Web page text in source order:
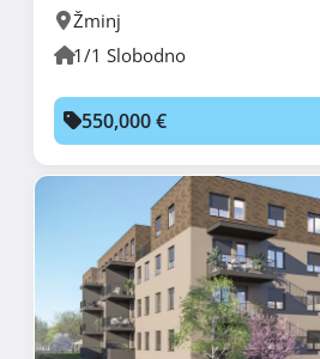
Žminj
1/1 Slobodno
550,000 €